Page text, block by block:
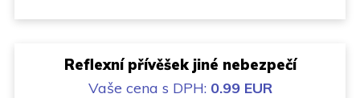
Reflexní přívěšek jiné nebezpečí
Vaše cena s DPH: 0.99 EUR